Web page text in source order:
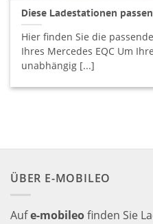
Diese Ladestationen
Hier finden Sie die
Ihres Mercedes EQC Um
unabhängig [...]
ÜBER E-MOBILEO
Aufe-mobileofinden Sie